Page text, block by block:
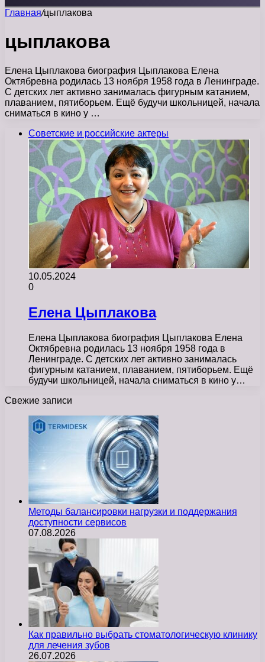
Главная/цыплакова
цыплакова
Елена Цыплакова биография Цыплакова Елена
Октябревна родилась 13 ноября 1958 года в Ленинграде.
С детских лет активно занималась фигурным катанием,
плаванием, пятиборьем. Ещё будучи школьницей, начала
сниматься в кино у …
Советские и российские актеры
10.05.2024
0
Елена Цыплакова
Елена Цыплакова биография Цыплакова Елена
Октябревна родилась 13 ноября 1958 года в
Ленинграде. С детских лет активно занималась
фигурным катанием, плаванием, пятиборьем. Ещё
будучи школьницей, начала сниматься в кино у…
Свежие записи
Методы балансировки нагрузки и поддержания
доступности сервисов
07.08.2026
Как правильно выбрать стоматологическую клинику
для лечения зубов
26.07.2026